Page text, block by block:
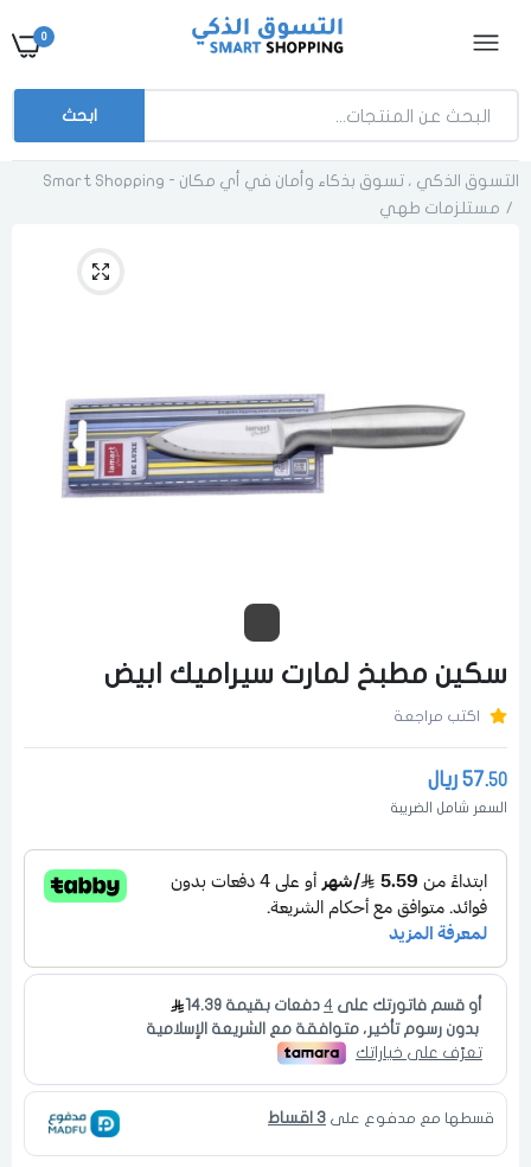
0
ابحث
التسوق الذكي ، تسوق بذكاء وأمان في أي مكان - Smart Shopping
مستلزمات طهي
سكين مطبخ لمارت سيراميك ابيض
اكتب مراجعة
57.50 ريال
السعر شامل الضريبة
قسطها مع مدفوع على 3 اقساط